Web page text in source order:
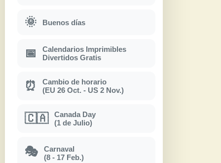
🌞 Buenos días
📅
Calendarios Imprimibles
Divertidos Gratis
⏰
Cambio de horario
(EU 26 Oct. - US 2 Nov.)
🇨🇦
Canada Day
(1 de Julio)
🎭
Carnaval
(8 - 17 Feb.)